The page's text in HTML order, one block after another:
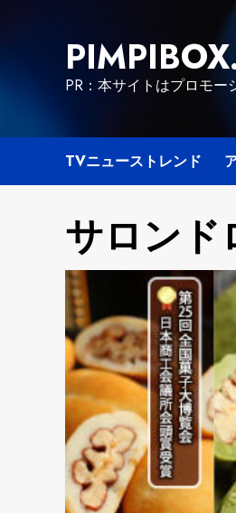
PR：本サイトはプロモー
TVニューストレンド
サロンド